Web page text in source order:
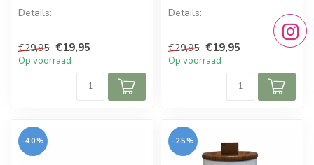
Details:
hoogte en 12 cm diameter
1 x Zeepdispenser: 1...
€29,95 €19,95
Op voorraad
Details:
hoogte en 12 cm diameter
1 x Zeepdispenser: 1...
€29,95 €19,95
Op voorraad
-40% -25%